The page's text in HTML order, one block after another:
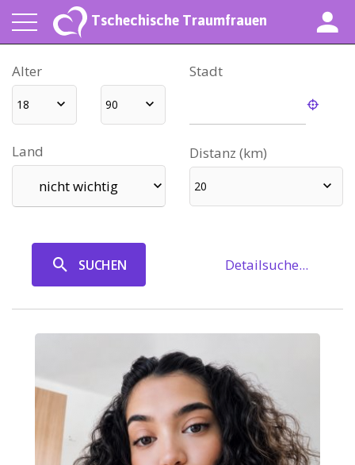
Tschechische Traumfrauen
Alter
18 90
Stadt
Land
nicht wichtig
Distanz (km)
20
SUCHEN Detailsuche...